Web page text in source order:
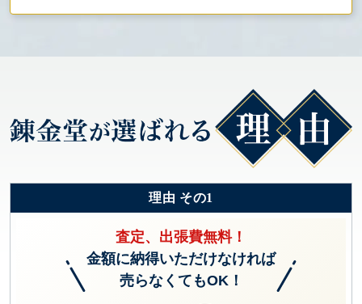
理由 その1
査定、出張費無料！
金額に納得いただけなければ
売らなくてもOK！